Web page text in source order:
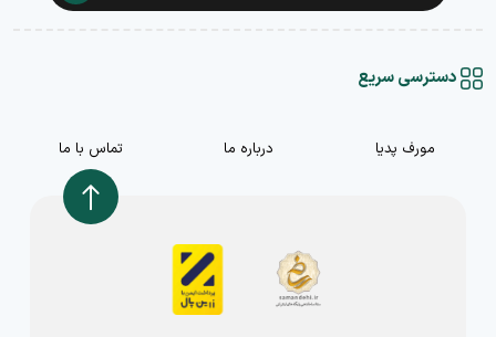
دسترسی سریع
مورف پدیا درباره ما تماس با ما